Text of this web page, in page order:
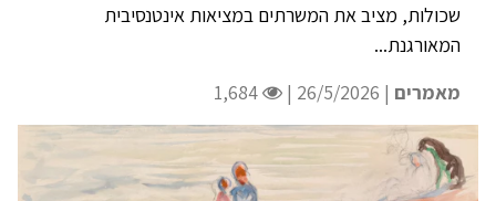
שכולות, מציב את המשרתים במציאות אינטנסיבית
המאורגנת...
מאמרים | 26/5/2026 |